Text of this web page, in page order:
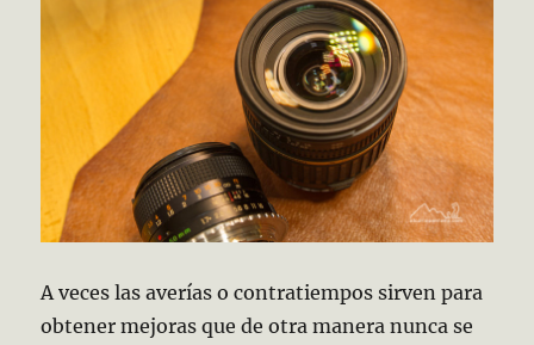
A veces las averías o contratiempos sirven para
obtener mejoras que de otra manera nunca se